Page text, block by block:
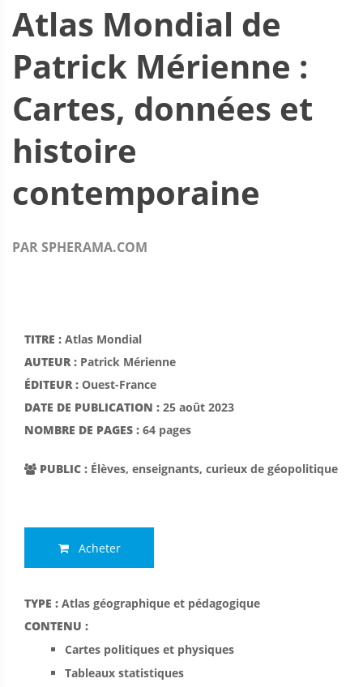
Atlas Mondial de
Patrick Mérienne :
Cartes, données et
histoire
contemporaine
PAR SPHERAMA.COM
TITRE : Atlas Mondial
AUTEUR : Patrick Mérienne
ÉDITEUR : Ouest-France
DATE DE PUBLICATION : 25 août 2023
NOMBRE DE PAGES : 64 pages
PUBLIC : Élèves, enseignants, curieux de géopolitique
Acheter
TYPE : Atlas géographique et pédagogique
CONTENU :
Cartes politiques et physiques
Tableaux statistiques